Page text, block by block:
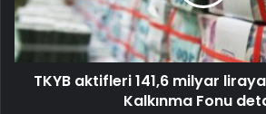
TKYB aktifleri 141,6 milyar
Kalkınma Fonu